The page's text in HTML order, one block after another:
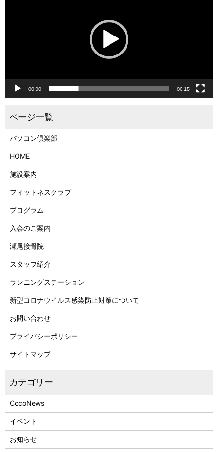
00:00 00:15
パソコン倶楽部
HOME
施設案内
フィットネスクラブ
プログラム
入会のご案内
瀬尾接骨院
スタッフ紹介
ランニングステーション
新型コロナウイルス感染防止対策について
お問い合わせ
プライバシーポリシー
サイトマップ
CocoNews
イベント
お知らせ